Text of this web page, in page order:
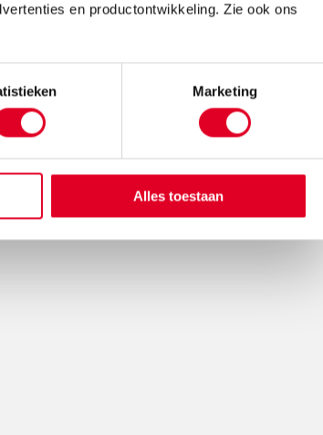
en productontwikkeling. Zie ook ons
Marketing
Alles toestaan
| 65 grams | 100 vel
€ 5,13
Meer info Bestel